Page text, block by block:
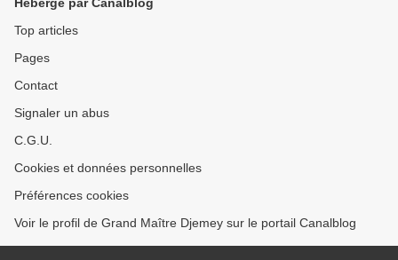
Top articles
Pages
Contact
Signaler un abus
C.G.U.
Cookies et données personnelles
Préférences cookies
Voir le profil de Grand Maître Djemey sur le portail Canalblog